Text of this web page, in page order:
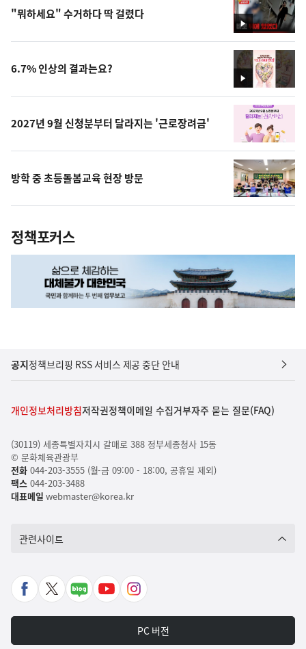
영
상
"뭐하세요" 수거하다 딱 걸렸다
영
상
6.7% 인상의 결과는요?
2027년 9월 신청분부터 달라지는 '근로장려금'
방학 중 초등돌봄교육 현장 방문
정책포커스
공지정책브리핑 RSS 서비스 제공 중단 안내
개인정보처리방침저작권정책이메일 수집거부자주 묻는 질문(FAQ)
(30119) 세종특별자치시 갈매로 388 정부세종청사 15동
© 문화체육관광부
전화044-203-3555 (월-금 09:00 - 18:00, 공휴일 제외)
팩스044-203-3488
대표메일 webmaster@korea.kr
관련사이트
페
북
X
가
네
포
유
바
인
타
그
PC 버전